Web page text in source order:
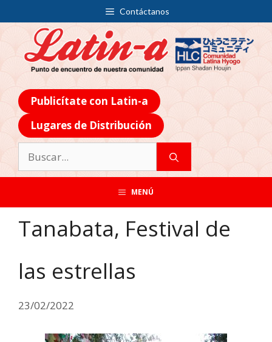
Contáctanos
Publicítate con Latin-a
Lugares de Distribución
MENÚ
Tanabata, Festival de
las estrellas
23/02/2022